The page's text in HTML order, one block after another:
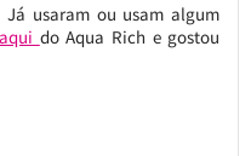
Já usaram ou usam algum
do Aqua Rich e gostou